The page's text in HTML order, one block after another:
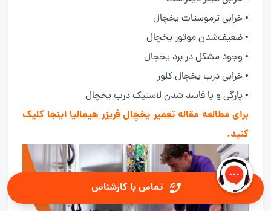
• خرابی ترموستات یخچال
• ضعیف‌شدن موتور یخچال
• وجود مشکل در برد یخچال
• خرابی درب یخچال کلور
• پارگی و یا فاسد شدن لاستیک درب یخچال
برای مطالعه مقالهتعمیر یخچال فریزر هیمالیا اینجا کلیک
کنید.
تماس با کارشناس